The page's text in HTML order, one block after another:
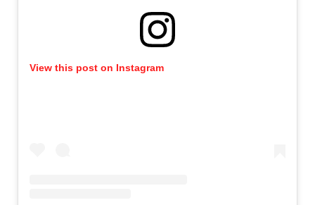
View this post on Instagram